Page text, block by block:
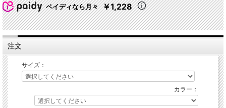
ペイディなら月々 ￥1,228
注文
サイズ：
カラー：